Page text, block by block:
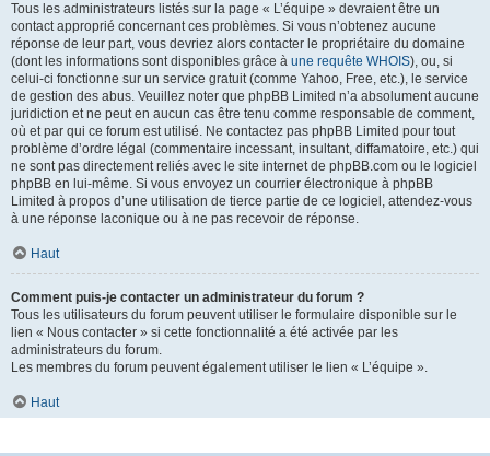
Tous les administrateurs listés sur la page « L’équipe » devraient être un
contact approprié concernant ces problèmes. Si vous n’obtenez aucune
réponse de leur part, vous devriez alors contacter le propriétaire du domaine
(dont les informations sont disponibles grâce à une requête WHOIS), ou, si
celui-ci fonctionne sur un service gratuit (comme Yahoo, Free, etc.), le service
de gestion des abus. Veuillez noter que phpBB Limited n’a absolument aucune
juridiction et ne peut en aucun cas être tenu comme responsable de comment,
où et par qui ce forum est utilisé. Ne contactez pas phpBB Limited pour tout
problème d’ordre légal (commentaire incessant, insultant, diffamatoire, etc.) qui
ne sont pas directement reliés avec le site internet de phpBB.com ou le logiciel
phpBB en lui-même. Si vous envoyez un courrier électronique à phpBB
Limited à propos d’une utilisation de tierce partie de ce logiciel, attendez-vous
à une réponse laconique ou à ne pas recevoir de réponse.
Haut
Comment puis-je contacter un administrateur du forum ?
Tous les utilisateurs du forum peuvent utiliser le formulaire disponible sur le
lien « Nous contacter » si cette fonctionnalité a été activée par les
administrateurs du forum.
Les membres du forum peuvent également utiliser le lien « L’équipe ».
Haut